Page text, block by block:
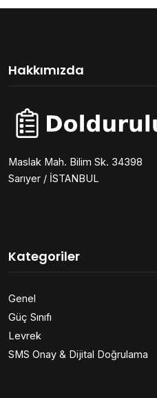
Hakkımızda
Maslak Mah. Bilim Sk. 34398
Sarıyer / İSTANBUL
Kategoriler
Genel
Güç Sınıfı
Levrek
SMS Onay & Dijital Doğrulama